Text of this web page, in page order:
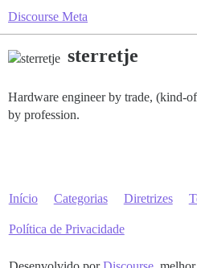
Discourse Meta
sterretje
Hardware engineer by trade, (kind-
by profession.
Início Categorias Diretrizes
Política de Privacidade